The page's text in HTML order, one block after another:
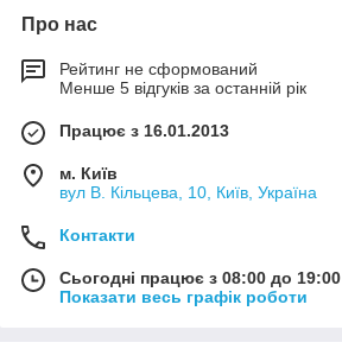
Про нас
Рейтинг не сформований
Менше 5 відгуків за останній рік
Працює з 16.01.2013
м. Київ
вул В. Кільцева, 10, Київ, Україна
Контакти
Сьогодні працює з 08:00 до 19:00
Показати весь графік роботи